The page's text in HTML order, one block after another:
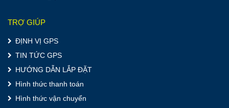
TRỢ GIÚP
ĐỊNH VỊ GPS
TIN TỨC GPS
HƯỚNG DẪN LẮP ĐẶT
Hình thức thanh toán
Hình thức vận chuyển